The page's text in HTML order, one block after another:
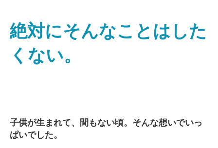
絶対にそんなことはした
くない。
子供が生まれて、間もない頃。そんな想いでいっ
ぱいでした。